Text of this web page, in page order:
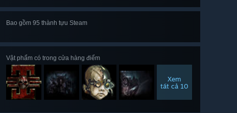
Bao gồm 95 thành tựu Steam
Vật phẩm có trong cửa hàng điểm
Xem
tất cả 10